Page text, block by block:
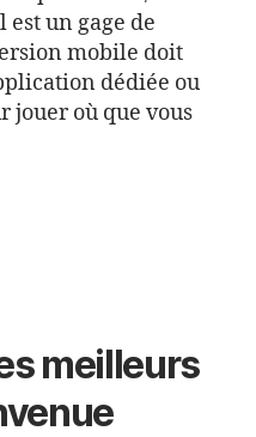
est un gage de
mobile doit
dédiée ou
jouer où que vous
meilleurs